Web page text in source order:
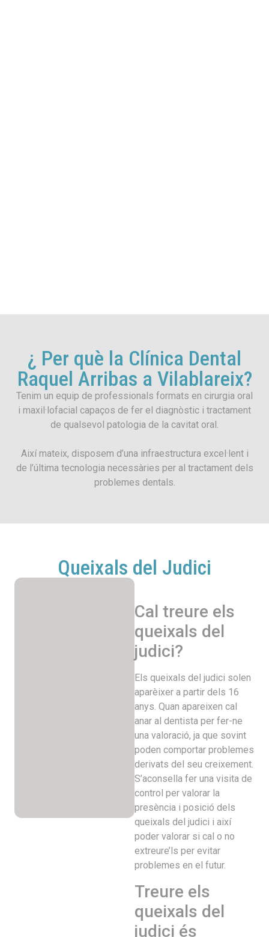
¿ Per què la Clínica Dental
Raquel Arribas a Vilablareix?
Tenim un equip de professionals formats en cirurgia oral
i maxil·lofacial capaços de fer el diagnòstic i tractament
de qualsevol patologia de la cavitat oral.
Així mateix, disposem d’una infraestructura excel·lent i
de l’última tecnologia necessàries per al tractament dels
problemes dentals.
Queixals del Judici
Cal treure els
queixals del
judici?
Els queixals del judici solen
aparèixer a partir dels 16
anys. Quan apareixen cal
anar al dentista per fer-ne
una valoració, ja que sovint
poden comportar problemes
derivats del seu creixement.
S’aconsella fer una visita de
control per valorar la
presència i posició dels
queixals del judici i així
poder valorar si cal o no
extreure’ls per evitar
problemes en el futur.
Treure els
queixals del
judici és